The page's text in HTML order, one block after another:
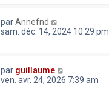
parAnnefnd
sam. déc. 14, 2024 10:29 pm
par guillaume
ven. avr. 24, 2026 7:39 am